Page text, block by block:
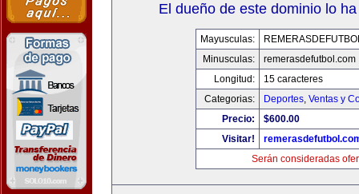
El dueño de este dominio lo
Mayusculas:
Minusculas:
remerasdefutbol.com
Longitud:
15 caracteres
Categorias:
Deportes, Ventas y
Precio:
$600.00
Visitar!
Serán consideradas